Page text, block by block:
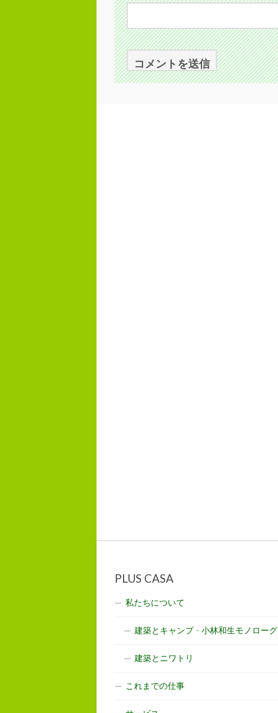
PLUS CASA
私たちについて
建築とキャンプ – 小林和生モノローグ
建築とニワトリ
これまでの仕事